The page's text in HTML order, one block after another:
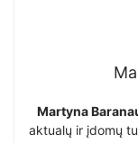
Martyna
aktualų ir įdomų